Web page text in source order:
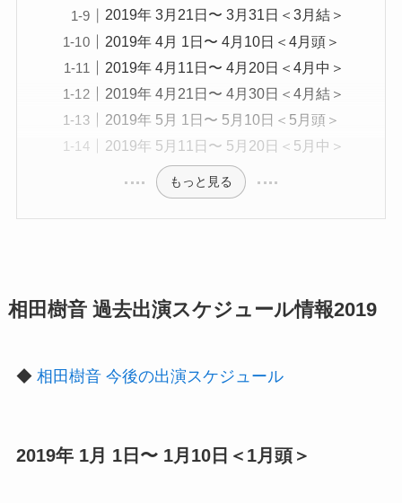
2019年 3月21日〜 3月31日＜3月結＞
2019年 4月 1日〜 4月10日＜4月頭＞
2019年 4月11日〜 4月20日＜4月中＞
2019年 4月21日〜 4月30日＜4月結＞
2019年 5月 1日〜 5月10日＜5月頭＞
2019年 5月11日〜 5月20日＜5月中＞
もっと見る
相田樹音 過去出演スケジュール情報2019
◆ 相田樹音 今後の出演スケジュール
2019年 1月 1日〜 1月10日＜1月頭＞